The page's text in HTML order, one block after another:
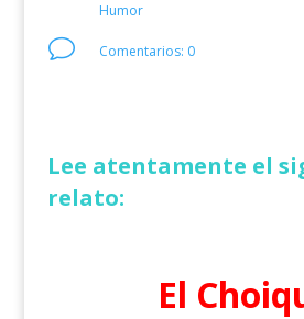
Humor
v Comentarios: 0
Lee atentamente el
relato:
El